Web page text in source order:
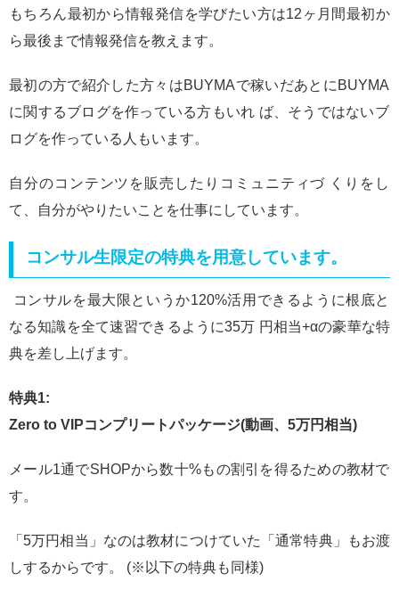
もちろん最初から情報発信を学びたい方は12ヶ月間最初か
ら最後まで情報発信を教えます。
最初の方で紹介した方々はBUYMAで稼いだあとにBUYMA
に関するブログを作っている方もいれ ば、そうではないブ
ログを作っている人もいます。
自分のコンテンツを販売したりコミュニティづ くりをし
て、自分がやりたいことを仕事にしています。
コンサル生限定の特典を用意しています。
コンサルを最大限というか120%活用できるように根底と
なる知識を全て速習できるように35万 円相当+αの豪華な特
典を差し上げます。
特典1:
Zero to VIPコンプリートパッケージ(動画、5万円相当)
メール1通でSHOPから数十%もの割引を得るための教材で
す。
「5万円相当」なのは教材につけていた「通常特典」もお渡
しするからです。 (※以下の特典も同様)